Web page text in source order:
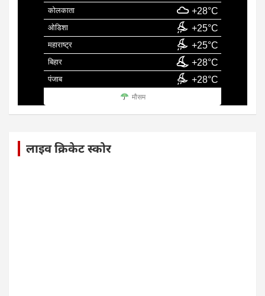
कोलकाता +28°C
ओडिशा +25°C
महाराष्ट्र +25°C
बिहार +28°C
पंजाब +28°C
मौसम
लाइव क्रिकेट स्कोर